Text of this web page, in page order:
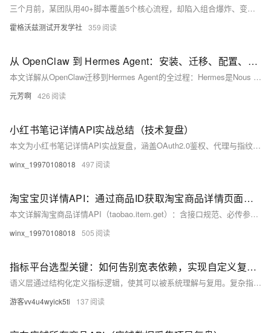
三个月前，某团队用40+脚本覆盖5个核心流程，却陷入组合爆炸、变更蔓延与场景难扩的“三重死法”。本文提出AI编排新范式：将登录、下单等步骤抽象为原子Skill，由大模型基于自然语言动态生成结构化执行计划（非代码），通过Skill仓库、调度器与数据总线三层架构实现灵活复用。维护成本骤降70%。
霍格沃兹测试开发学社 359
从 OpenClaw 到 Hermes Agent：安装、迁移、配置、实战演示
本文详解从OpenClaw迁移到Hermes Agent的全过程：Hermes是Nous Research推出的自进化AI Agent，具备记忆闭环、自主生成技能、跨会话学习等独特能力；迁移支持一键导入配置、记忆与技能，兼容Telegram等平台，安装简便，体验更透明高效。（239字）
元芳啊 426
小红书笔记详情API实战总结（技术复盘）
本文为小红书笔记详情API实战复盘，涵盖OAuth2.0鉴权、代理与指纹配置避封、限流/风控应对等关键问题。详解note_id、access_token等核心参数及结构化返回字段（内容/媒体/互动/作者），助力竞品分析与内容监测。（239字）
winx_19970108018 497
淘宝宝贝详情API：通过商品ID获取淘宝商品详情页面数据
本文详解淘宝商品详情API（taobao.item.get）：含接口规范、必传参数（num_iid、session等）、HMAC-SHA256签名规则、关键返回字段（标题、价格、库存、详情页等）及常见避坑指南，开箱即用，助力高效解析入库。（239字）
winx_19970108018 505
指标平台选型关键：如何告别宽表依赖，实现自定义复杂指标？
语义层通过结构化定义指标逻辑，使其可以被系统理解与复用。复杂指标可以通过基础指标组合实现，从而避免重复开发，并提升灵活性。
游客vv4u4wyick5ti 137